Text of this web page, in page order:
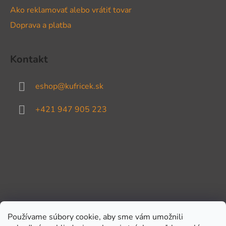
Používame súbory cookie, aby sme vám umožnili
Ako reklamovať alebo vrátiť tovar
Doprava a platba
Kontakt
eshop@kufricek.sk
+421 947 905 223